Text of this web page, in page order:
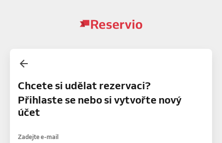
Chcete si udělat rezervaci?
Přihlaste se nebo si vytvořte nový
účet
Zadejte e-mail